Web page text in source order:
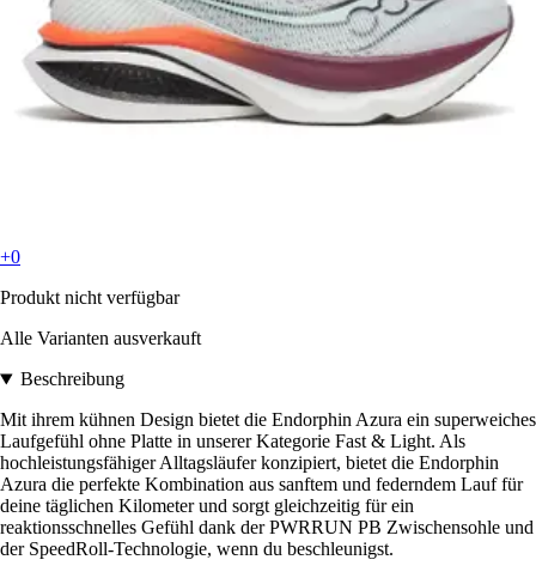
+0
Produkt nicht verfügbar
Alle Varianten ausverkauft
Beschreibung
Mit ihrem kühnen Design bietet die Endorphin Azura ein superweiches
Laufgefühl ohne Platte in unserer Kategorie Fast & Light. Als
hochleistungsfähiger Alltagsläufer konzipiert, bietet die Endorphin
Azura die perfekte Kombination aus sanftem und federndem Lauf für
deine täglichen Kilometer und sorgt gleichzeitig für ein
reaktionsschnelles Gefühl dank der PWRRUN PB Zwischensohle und
der SpeedRoll-Technologie, wenn du beschleunigst.